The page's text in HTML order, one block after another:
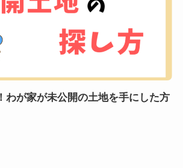
わが家が未公開の土地を手にした方